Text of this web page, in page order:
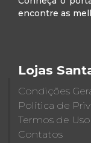
encontre as
Lojas
Condições
Política de
Termos de
Contatos